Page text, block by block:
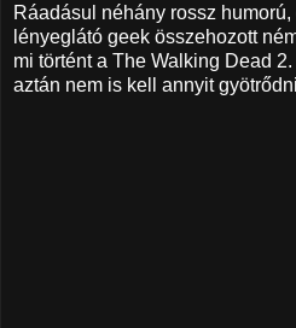
Ráadásul néhány rossz
lényeglátó geek összehozott
mi történt a The Walking Dead
aztán nem is kell annyit